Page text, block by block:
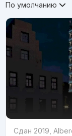
По умолчанию
Сдан 2019